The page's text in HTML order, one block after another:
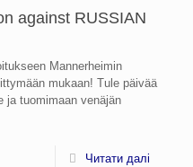
against RUSSIAN
Mannerheimin
mukaan! Tule päivää
ja tuomimaan venäjän
Читати далі